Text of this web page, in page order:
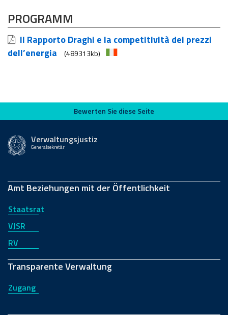
PROGRAMM
Il Rapporto Draghi e la competitività dei prezzi
dell’energia
(489313kb)
Bewerten Sie diese Seite
Bewerten Sie diese Seite
Verwaltungsjustiz
Generalsekretär
Amt Beziehungen mit der Öffentlichkeit
Staatsrat
VJSR
RV
Transparente Verwaltung
Zugang